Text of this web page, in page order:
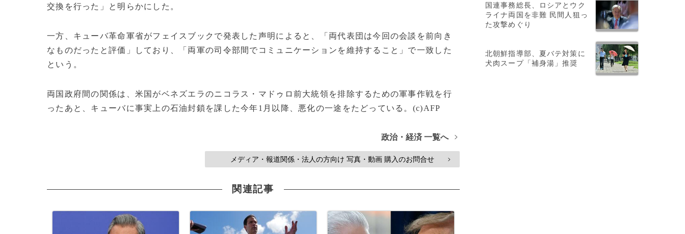
交換を行った」と明らかにした。
一方、キューバ革命軍省がフェイスブックで発表した声明によると、「両代表団は今回の会談を前向き
なものだったと評価」しており、「両軍の司令部間でコミュニケーションを維持すること」で一致した
という。
両国政府間の関係は、米国がベネズエラのニコラス・マドゥロ前大統領を排除するための軍事作戦を行
ったあと、キューバに事実上の石油封鎖を課した今年1月以降、悪化の一途をたどっている。(c)AFP
政治・経済 一覧へ >
メディア・報道関係・法人の方向け 写真・動画 購入のお問合せ >
関連記事
国連事務総長、ロシアとウク
ライナ両国を非難 民間人狙っ
た攻撃めぐり
北朝鮮指導部、夏バテ対策に
犬肉スープ「補身湯」推奨